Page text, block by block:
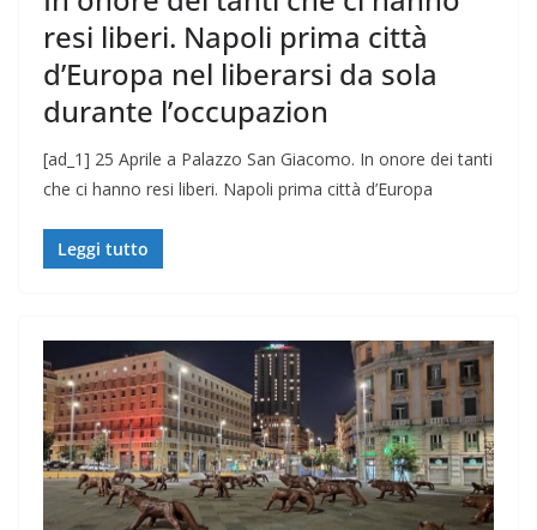
resi liberi. Napoli prima città
d’Europa nel liberarsi da sola
durante l’occupazion
[ad_1] 25 Aprile a Palazzo San Giacomo. In onore dei tanti
che ci hanno resi liberi. Napoli prima città d’Europa
Leggi tutto